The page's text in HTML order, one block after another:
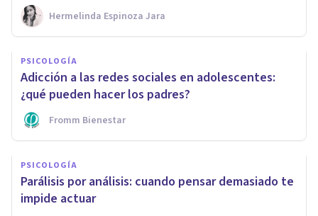
Hermelinda Espinoza Jara
PSICOLOGÍA
Adicción a las redes sociales en adolescentes:
¿qué pueden hacer los padres?
Fromm Bienestar
PSICOLOGÍA
Parálisis por análisis: cuando pensar demasiado te
impide actuar